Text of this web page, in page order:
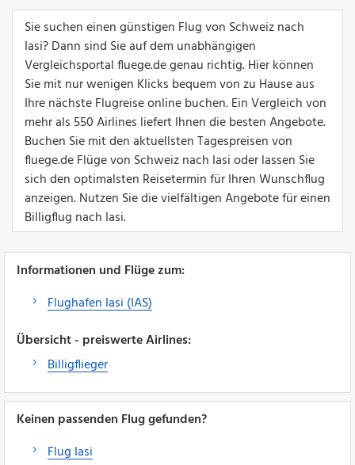
Sie suchen einen günstigen Flug von Schweiz nach
Iasi? Dann sind Sie auf dem unabhängigen
Vergleichsportal fluege.de genau richtig. Hier können
Sie mit nur wenigen Klicks bequem von zu Hause aus
Ihre nächste Flugreise online buchen. Ein Vergleich von
mehr als 550 Airlines liefert Ihnen die besten Angebote.
Buchen Sie mit den aktuellsten Tagespreisen von
fluege.de Flüge von Schweiz nach Iasi oder lassen Sie
sich den optimalsten Reisetermin für Ihren Wunschflug
anzeigen. Nutzen Sie die vielfältigen Angebote für einen
Billigflug nach Iasi.
Informationen und Flüge zum:
Flughafen Iasi (IAS)
Übersicht - preiswerte Airlines:
Billigflieger
Keinen passenden Flug gefunden?
Flug Iasi